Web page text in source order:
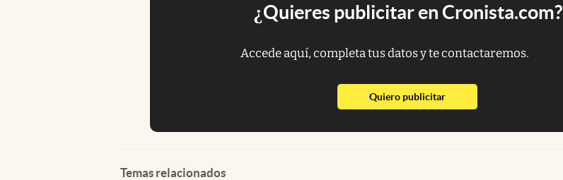
¿Quieres publicitar en Cronista.com?
Accede aquí, completa tus datos y te contactaremos.
Quiero publicitarabre en nueva pestaña
Temas relacionados